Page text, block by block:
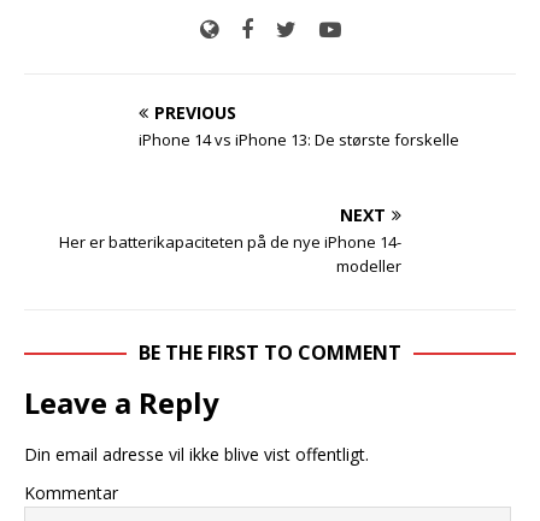
PREVIOUS
iPhone 14 vs iPhone 13: De største forskelle
NEXT
Her er batterikapaciteten på de nye iPhone 14-
modeller
BE THE FIRST TO COMMENT
Leave a Reply
Din email adresse vil ikke blive vist offentligt.
Kommentar